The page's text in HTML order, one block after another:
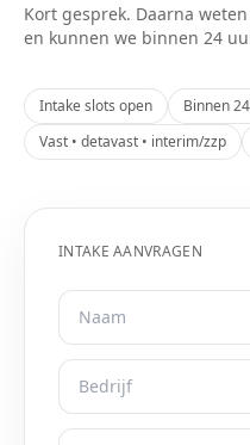
Kort gesprek. Daarna
en kunnen we binnen 24
Intake slots open
Binnen
Vast • detavast • interim/zzp
INTAKE AANVRAGEN